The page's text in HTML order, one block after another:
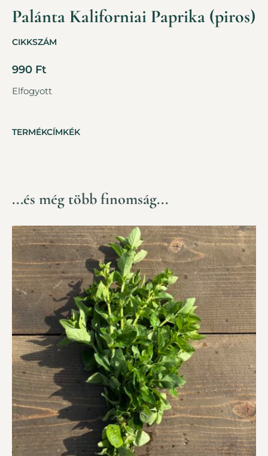
Palánta Kaliforniai Paprika (piros)
CIKKSZÁM
990 Ft
Elfogyott
TERMÉKCÍMKÉK
...és még több finomság...